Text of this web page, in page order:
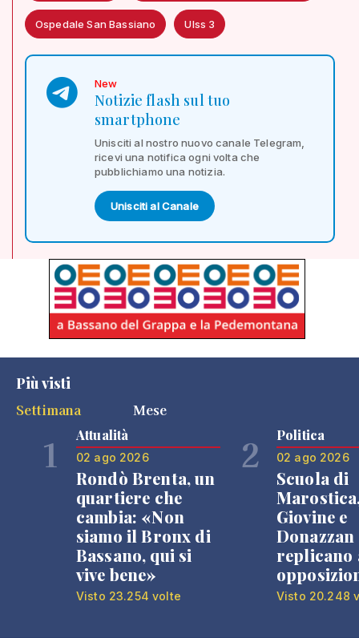
Ospedale San Bassiano Ulss 3
New
Notizie flash sul tuo
smartphone
Unisciti al nostro nuovo canale Telegram,
ricevi una notifica ogni volta che
pubblichiamo una notizia.
Unisciti al Canale
Più visti
Settimana
Mese
1 Attualità
02 ago 2026
Rondò Brenta, un
quartiere che
cambia: «Non
siamo il Bronx di
Bassano, qui si
vive bene»
Visto 23.254 volte
2 Politica
02 ago 2026
Scuola di
Giovine e
Donazzan
replicano
Visto 20.248